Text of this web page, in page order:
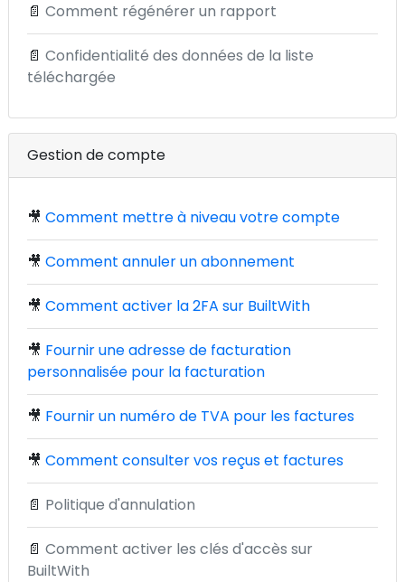
📄 Comment régénérer un rapport
📄 Confidentialité des données de la liste
téléchargée
Gestion de compte
🎥 Comment mettre à niveau votre compte
🎥 Comment annuler un abonnement
🎥 Comment activer la 2FA sur BuiltWith
🎥 Fournir une adresse de facturation
personnalisée pour la facturation
🎥 Fournir un numéro de TVA pour les factures
🎥 Comment consulter vos reçus et factures
📄 Politique d'annulation
📄 Comment activer les clés d'accès sur
BuiltWith